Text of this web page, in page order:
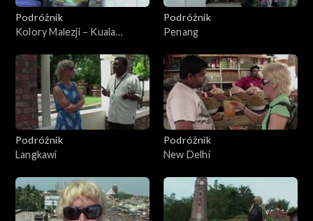
Podróżnik
Kolory Malezji – Kuala
Podróżnik
Penang
Podróżnik
Langkawi
Podróżnik
New Delhi